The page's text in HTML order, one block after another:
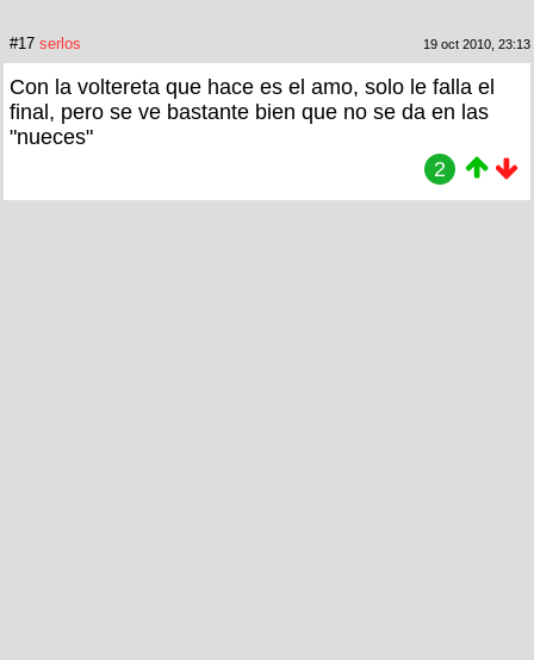
#17 serlos 19 oct 2010, 23:13
Con la voltereta que hace es el amo, solo le falla el
final, pero se ve bastante bien que no se da en las
"nueces"
2